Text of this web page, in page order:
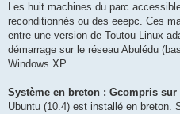
Les huit machines du parc
reconditionnés ou des eeepc. Ces
entre une version de Toutou Linux
démarrage sur le réseau Abulédu
Windows XP.
Système en breton : Gcompris sur
Ubuntu (10.4) est installé en